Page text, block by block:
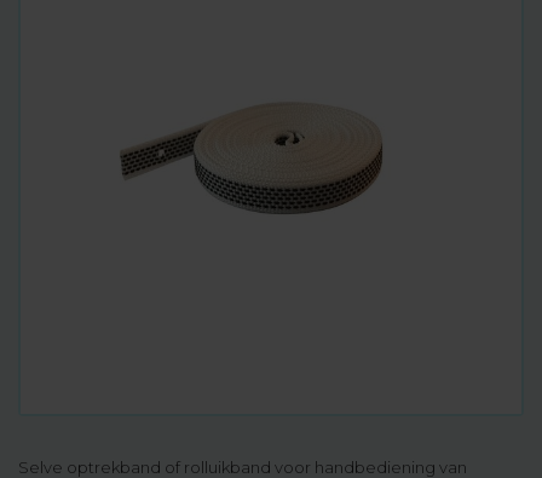
Selve optrekband of rolluikband voor handbediening van